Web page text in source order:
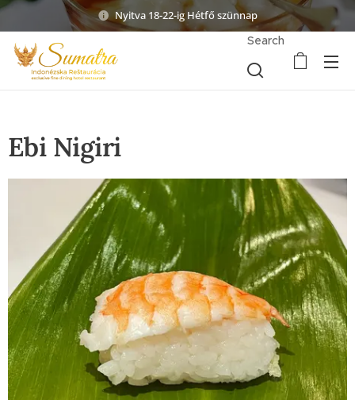
Nyitva 18-22-ig Hétfő szünnap
Search
Ebi Nigiri